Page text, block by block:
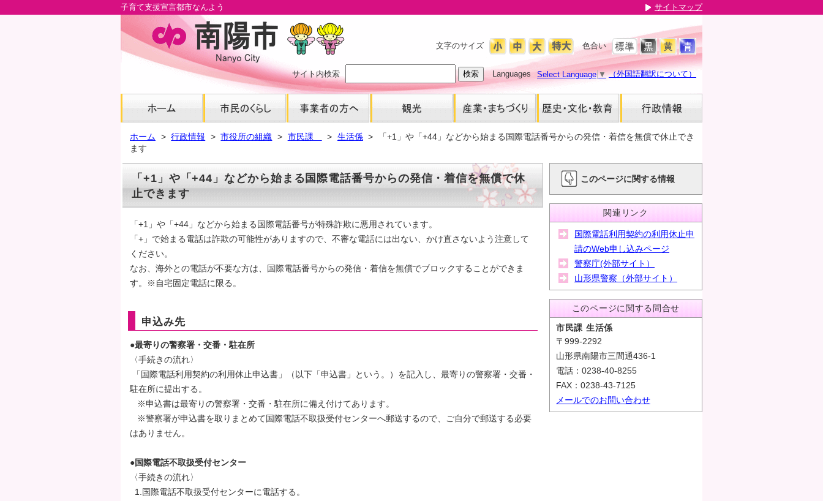
子育て支援宣言都市なんよう
メ
ン
コ
ン
へ
リ
サイトマップ
文字のサイズ 色合い
サイト内検索 Languages Select Language ▼ （外国語翻訳について）
ホーム 行政情報 市役所の組織 市民課 生活係
「+1」や「+44」などから始まる国際電話番号からの発信・着信を無償で休止でき
ます
「+1」や「+44」などから始まる国際電話番号からの発信・着信を無償で休
止できます
「+1」や「+44」などから始まる国際電話番号が特殊詐欺に悪用されています。
「+」で始まる電話は詐欺の可能性がありますので、不審な電話には出ない、かけ直さないよう注意して
ください。
なお、海外との電話が不要な方は、国際電話番号からの発信・着信を無償でブロックすることができま
す。※自宅固定電話に限る。
申込み先
●最寄りの警察署・交番・駐在所
〈手続きの流れ〉
「国際電話利用契約の利用休止申込書」（以下「申込書」という。）を記入し、最寄りの警察署・交番・
駐在所に提出する。
※申込書は最寄りの警察署・交番・駐在所に備え付けてあります。
※警察署が申込書を取りまとめて国際電話不取扱受付センターへ郵送するので、ご自分で郵送する必要
はありません。
●国際電話不取扱受付センター
〈手続きの流れ〉
1.国際電話不取扱受付センターに電話する。
このページに関する情報
関連リンク
国際電話利用契約の利用休止申
請のWeb申し込みページ
警察庁(外部サイト）
山形県警察（外部サイト）
このページに関する問合せ
市民課 生活係
〒999-2292
山形県南陽市三間通436-1
電話：0238-40-8255
FAX：0238-43-7125
メールでのお問い合わせ